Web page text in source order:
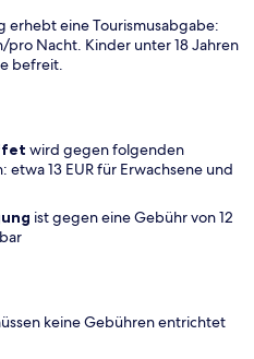
erhebt eine Tourismusabgabe:
pro Nacht. Kinder unter 18 Jahren
befreit.
wird gegen folgenden
13 EUR für Erwachsene und
ist gegen eine Gebühr von 12
keine Gebühren entrichtet